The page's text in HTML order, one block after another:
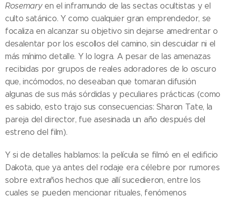
Rosemaryen el inframundo de las sectas ocultistas y el
culto satánico. Y como cualquier gran emprendedor, se
focaliza en alcanzar su objetivo sin dejarse amedrentar o
desalentar por los escollos del camino, sin descuidar ni el
más mínimo detalle. Y lo logra. A pesar de las amenazas
recibidas por grupos de reales adoradores de lo oscuro
que, incómodos, no deseaban que tomaran difusión
algunas de sus más sórdidas y peculiares prácticas (como
es sabido, esto trajo sus consecuencias: Sharon Tate, la
pareja del director, fue asesinada un año después del
estreno del film).
Y si de detalles hablamos: la película se filmó en el edificio
Dakota, que ya antes del rodaje era célebre por rumores
sobre extraños hechos que allí sucedieron, entre los
cuales se pueden mencionar rituales, fenómenos